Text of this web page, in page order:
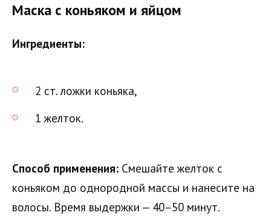
Маска с коньяком и яйцом
Ингредиенты:
2 ст. ложки коньяка,
1 желток.
Способ применения: Смешайте желток с
коньяком до однородной массы и нанесите на
волосы. Время выдержки — 40–50 минут.